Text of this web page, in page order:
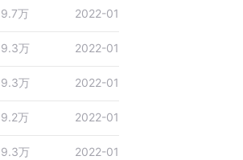
9.7万 2022-01
9.3万 2022-01
9.3万 2022-01
9.2万 2022-01
9.3万 2022-01